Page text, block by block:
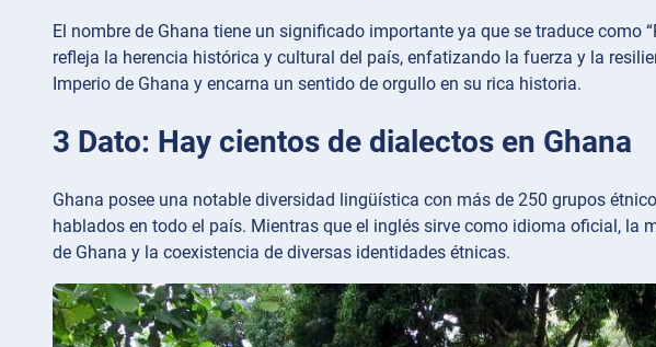
El nombre de Ghana tiene un significado importante ya que se traduce como
refleja la herencia histórica y cultural del país, enfatizando la fuerza y la
Imperio de Ghana y encarna un sentido de orgullo en su rica historia.
3 Dato: Hay cientos de dialectos en Ghana
Ghana posee una notable diversidad lingüística con más de 250 grupos
hablados en todo el país. Mientras que el inglés sirve como idioma oficial, la
de Ghana y la coexistencia de diversas identidades étnicas.